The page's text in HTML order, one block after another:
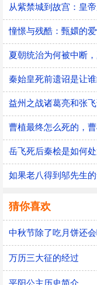
从紫禁城到故宫：皇
憧憬与残酷：甄嬛的
夏朝统治为何被中断
益州之战诸葛亮和张
曹植最终怎么死的，
如果老八得到邬先生
猜你喜欢
中秋节除了吃月饼还
万历三大征的经过
平阳公主历史简介